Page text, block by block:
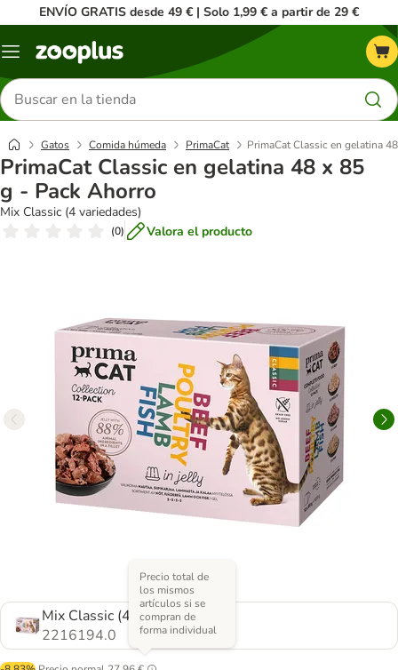
ENVÍO GRATIS desde 49 € | Solo 1,99 € a partir de 29 €
Menú
Buscar
productos
Gatos Comida húmeda PrimaCat PrimaCat Classic en gelatina
PrimaCat Classic en gelatina 48 x 85
g - Pack Ahorro
Mix Classic (4 variedades)
(0) Valora el producto
Mix Classic (4 variedades)
2216194.0
Precio total de
los mismos
artículos si se
compran de
forma individual